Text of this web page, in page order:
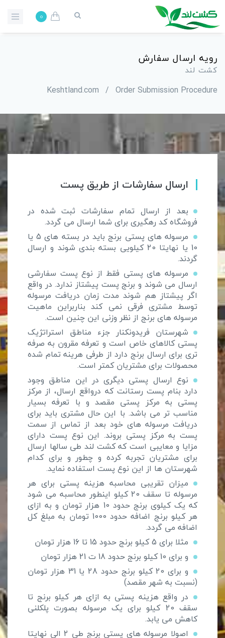
0
رویه ارسال سفارش
کشت لند
Order Submission Procedure
/
Keshtland.com
ارسال سفارشات از طریق پست
بعد از ارسال تمام سفارشات ثبت شده در
فروشگاه کد رهگیری برای شما ارسال می گردد.
مرسوله های پستی برنج باید در بسته های 5 یا
10 یا نهایتا 20 کیلویی بسته بندی شوند و ارسال
گردند.
مرسوله های پستی فقط از نوع پست سفارشی
ارسال می شوند و برنج پست پیشتاز ندارد. در واقع
اگر پیشتاز هم شوند مدت زمان دریافت مرسوله
توسط مشتری فرقی نمی کند بناربراین ماهیت
مرسوله های برنج از نظر وزنی این چنین است.
شهرستان فریدونکنار جزء مناطق استراتژیک
پستی کالاهای خاص است و تعرفه مقرون به صرفه
تری برای ارسال برنج دارد از طرفی هرینه تمام شده
محصولات برای مشتریان کمتر است.
نوع ارسال پستی دیگری در این مناطق وجود
دارد بنام پست رستانت که درواقع ارسال، از مرکز
پستی به مرکز پستی مقصد و با تعرفه بسیار
مناسب تر می باشد. با این حال مشتری باید برای
دریافت مرسوله های خود بعد از تماس از سمت
پست به مرکز پستی بروند. این نوع پست دارای
مزایا و معایبی است که کشت لند طی سالها ارسال
برای مشتریان تجربه کرده و چطور و برای کدام
شهرستان ها از این نوع پست استفاده نماید.
میزان تقریبی محاسبه هزینه پستی برای هر
مرسوله تا سقف 20 کیلو اینطور محاسبه می شود
که یک کیلوی برنج حدود 10 هزار تومان و به ازای
هر کیلو برنج اضافه حدود 1000 تومان به مبلغ کل
اضافه می گردد.
مثلا برای 5 کیلو برنج حدود 15 تا 16 هزار تومان
و برای 10 کیلو برنج حدود 18 ت 21 هزار تومان
و برای 20 کیلو برنج حدود 28 یا 31 هزار تومان
(نسبت به شهر مقصد)
در واقع هزینه پستی به ازای هر کیلو برنج تا
سقف 20 کیلو برای یک مرسوله بصورت پلکلنی
کاهش می یابد.
اصولا مرسوله های پستی برنج طی 2 الی نهایتا